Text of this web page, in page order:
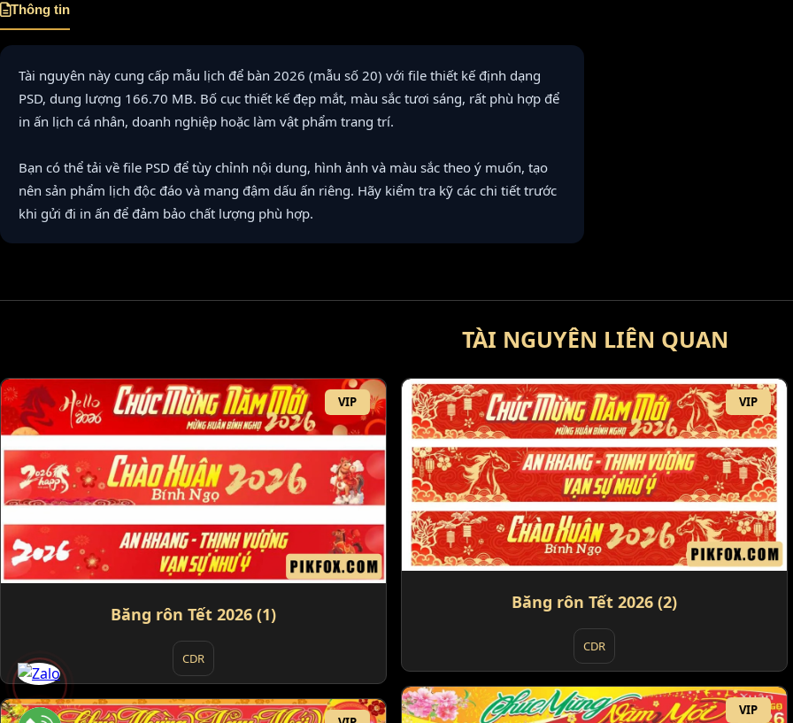
Thông tin
Tài nguyên này cung cấp mẫu lịch để bàn 2026 (mẫu số 20) với file thiết kế định dạng
PSD, dung lượng 166.70 MB. Bố cục thiết kế đẹp mắt, màu sắc tươi sáng, rất phù hợp để
in ấn lịch cá nhân, doanh nghiệp hoặc làm vật phẩm trang trí.
Bạn có thể tải về file PSD để tùy chỉnh nội dung, hình ảnh và màu sắc theo ý muốn, tạo
nên sản phẩm lịch độc đáo và mang đậm dấu ấn riêng. Hãy kiểm tra kỹ các chi tiết trước
khi gửi đi in ấn để đảm bảo chất lượng phù hợp.
TÀI NGUYÊN LIÊN QUAN
VIP
Băng rôn Tết 2026 (1)
CDR
VIP
Băng rôn Tết 2026 (2)
CDR
VIP